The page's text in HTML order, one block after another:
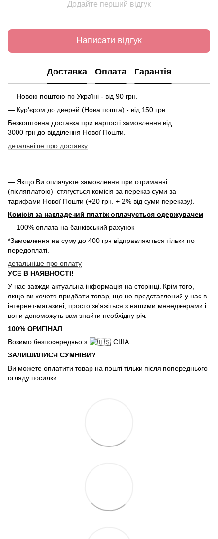
Додайте перший відгук
Написати відгук
Доставка Оплата Гарантія
— Новою поштою по Україні - від 90 грн.
— Кур'єром до дверей (Нова пошта) - від 150 грн.
Безкоштовна доставка при вартості замовлення від
3000 грн до відділення Нової Пошти.
детальніше про доставку
— Якщо Ви оплачуєте замовлення при отриманні
(післяплатою), стягується комісія за переказ суми за
тарифами Нової Пошти (+20 грн, + 2% від суми переказу).
Комісія за накладений платіж оплачується одержувачем
— 100% оплата на банківський рахунок
*Замовлення на суму до 400 грн відправляються тільки по
передоплаті.
детальніше про оплату
УСЕ В НАЯВНОСТІ!
У нас завжди актуальна інформація на сторінці. Крім того,
якщо ви хочете придбати товар, що не представлений у нас в
інтернет-магазині, просто зв'яжіться з нашими менеджерами і
вони допоможуть вам знайти необхідну річ.
100% ОРИГІНАЛ
Возимо безпосередньо з
США.
ЗАЛИШИЛИСЯ СУМНІВИ?
Ви можете оплатити товар на пошті тільки після попереднього
огляду посилки